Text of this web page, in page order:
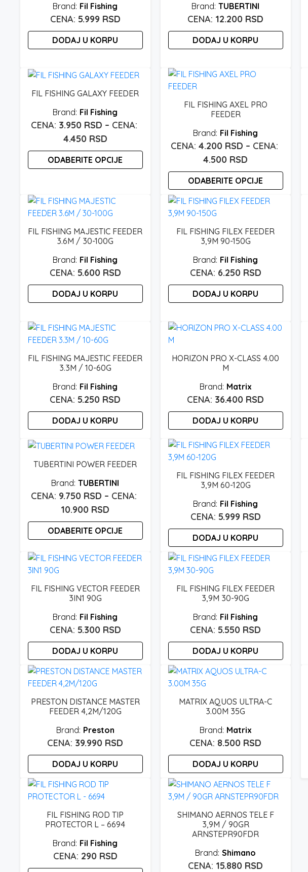
Fil Fishing
5.999 RSD
DODAJ U KORPU
TUBERTINI
12.200 RSD
DODAJ U KORPU
FIL FISHING GALAXY FEEDER
Fil Fishing
3.950 RSD –
4.450 RSDRaspon
cena:
od
4.450 rsd
ODABERITE OPCIJE
ima
više
varijanti.
izabrane
na
stranici
FIL FISHING AXEL PRO
FEEDER
Fil Fishing
4.200 RSD –
4.500 RSD
cena:
od
4.200 rsd
4.500 rsd
ODABERITE OPCIJE
Ovaj
proizvod
više
biti
izabrane
stranici
proizvoda.
FIL FISHING MAJESTIC FEEDER
3.6M / 30-100G
Fil Fishing
5.600 RSD
DODAJ U KORPU
FIL FISHING FILEX FEEDER
3,9M 90-150G
Fil Fishing
6.250 RSD
DODAJ U KORPU
FIL FISHING MAJESTIC FEEDER
3.3M / 10-60G
Fil Fishing
5.250 RSD
DODAJ U KORPU
HORIZON PRO X-CLASS 4.00
M
Matrix
36.400 RSD
DODAJ U KORPU
TUBERTINI POWER FEEDER
TUBERTINI
9.750 RSD –
10.900 RSD
cena:
od
do
ODABERITE OPCIJE
Ovaj
proizvod
ima
više
izabrane
na
stranici
proizvoda.
FIL FISHING FILEX FEEDER
3,9M 60-120G
Fil Fishing
5.999 RSD
DODAJ U KORPU
FIL FISHING VECTOR FEEDER
3IN1 90G
Fil Fishing
5.300 RSD
DODAJ U KORPU
FIL FISHING FILEX FEEDER
3,9M 30-90G
Fil Fishing
5.550 RSD
DODAJ U KORPU
PRESTON DISTANCE MASTER
FEEDER 4,2M/120G
Preston
39.990 RSD
DODAJ U KORPU
MATRIX AQUOS ULTRA-C
3.00M 35G
Matrix
8.500 RSD
DODAJ U KORPU
FIL FISHING ROD TIP
PROTECTOR L – 6694
Fil Fishing
290 RSD
SHIMANO AERNOS TELE F
3,9M / 90GR
ARNSTEPR90FDR
Shimano
15.880 RSD